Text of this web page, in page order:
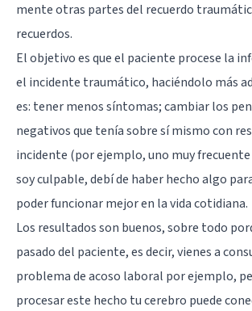
mente otras partes del recuerdo
recuerdos.
El objetivo es que el paciente procese la
el incidente traumático, haciéndolo más
es: tener menos síntomas; cambiar los
negativos que tenía sobre sí mismo con
incidente (por ejemplo, uno muy frecuente
soy culpable, debí de haber hecho algo
poder funcionar mejor en la vida cotidiana.
Los resultados son buenos, sobre todo
pasado del paciente, es decir, vienes a
problema de acoso laboral por ejemplo,
procesar este hecho tu cerebro puede